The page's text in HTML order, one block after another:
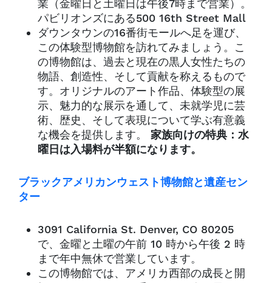
業（金曜日と土曜日は午後7時まで営業）。
パビリオンズにある500 16th Street Mall
ダウンタウンの16番街モールへ足を運び、
この体験型博物館を訪れてみましょう。こ
の博物館は、過去と現在の黒人女性たちの
物語、創造性、そして貢献を称えるもので
す。オリジナルのアート作品、体験型の展
示、魅力的な展示を通して、未就学児に芸
術、歴史、そして表現について学ぶ有意義
な機会を提供します。 家族向けの特典：水
曜日は入場料が半額になります。
ブラックアメリカンウェスト博物館と遺産セン
ター
3091 California St. Denver, CO 80205
で、金曜と土曜の午前 10 時から午後 2 時
まで年中無休で営業しています。
この博物館では、アメリカ西部の成長と開